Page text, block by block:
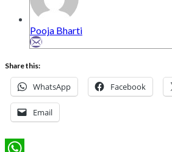
Pooja Bharti
Share this:
WhatsApp Facebook
Email